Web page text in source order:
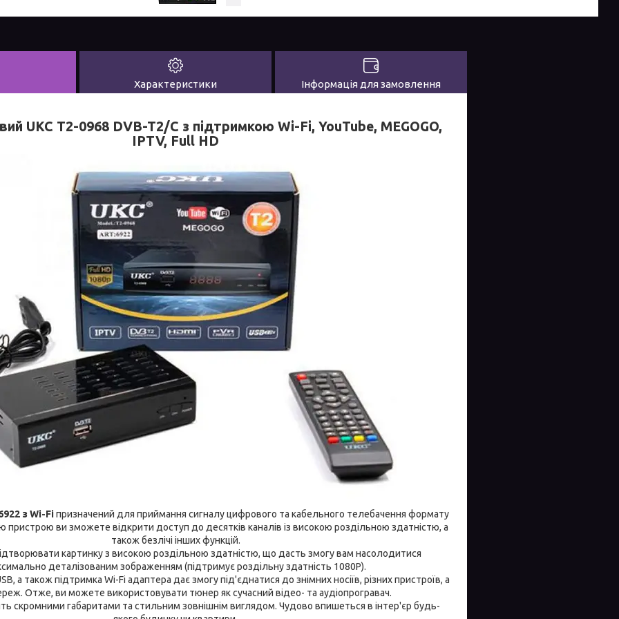
Характеристики Інформація для замовлення
UKC T2-0968 DVB-T2/C з підтримкою Wi-Fi, YouTube, MEGOGO,
IPTV, Full HD
з Wi-Fiпризначений для приймання сигналу цифрового та кабельного телебачення формату
пристрою ви зможете відкрити доступ до десятків каналів із високою роздільною здатністю, а
також безлічі інших функцій.
картинку з високою роздільною здатністю, що дасть змогу вам насолодитися
деталізованим зображенням (підтримує роздільну здатність 1080P).
а також підтримка Wi-Fi адаптера дає змогу під'єднатися до знімних носіїв, різних пристроїв, а
Отже, ви можете використовувати тюнер як сучасний відео- та аудіопрогравач.
скромними габаритами та стильним зовнішнім виглядом. Чудово впишеться в інтер'єр будь-